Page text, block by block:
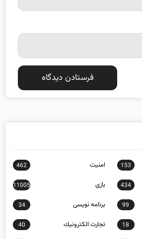
153 امنيت 462
434 بازی 11005
99 برنامه نويسی 34
18 تجارت الكترونيك 40